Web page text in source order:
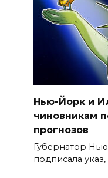
Нью-Йорк и
чиновникам
прогнозов
Губернатор
подписала